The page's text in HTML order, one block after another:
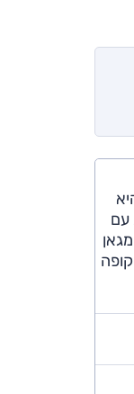
2010. בתחילה היא
מוזלת עם
המגאן